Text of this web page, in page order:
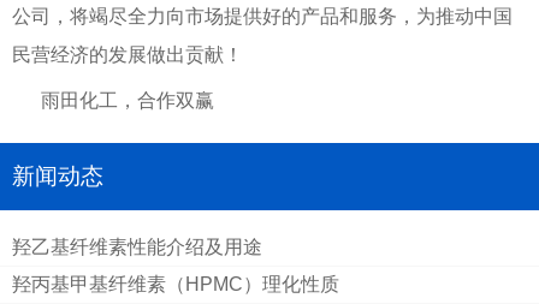
公司，将竭尽全力向市场提供好的产品和服务，为推动中国
民营经济的发展做出贡献！
雨田化工，合作双赢
新闻动态
羟乙基纤维素性能介绍及用途
羟丙基甲基纤维素（HPMC）理化性质